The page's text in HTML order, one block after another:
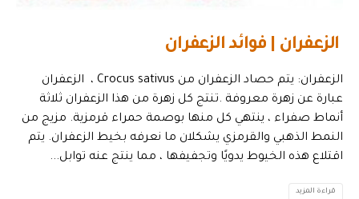
الزعفران | فوائد الزعفران
الزعفران: يتم حصاد الزعفران من Crocus sativus ، الزعفران
عبارة عن زهرة معروفة .تنتج كل زهرة من هذا الزعفران ثلاثة
أنماط صفراء ، ينتهي كل منها بوصمة حمراء قرمزية. مزيج من
النمط الذهبي والقرمزي يشكلان ما نعرفه بخيط الزعفران. يتم
اقتلاع هذه الخيوط يدويًا وتجفيفها ، مما ينتج عنه توابل...
قراءة المزيد